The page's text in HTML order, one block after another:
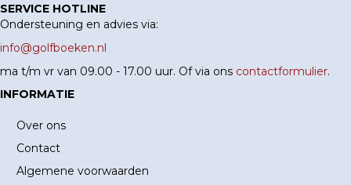
SERVICE HOTLINE
Ondersteuning en advies via:
info@golfboeken.nl
ma t/m vr van 09.00 - 17.00 uur. Of via ons contactformulier.
INFORMATIE
Over ons
Contact
Algemene voorwaarden